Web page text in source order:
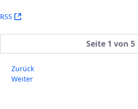
RSS (Öffnet neues Fenster)
Seite 1 von 5
Zurück
Weiter